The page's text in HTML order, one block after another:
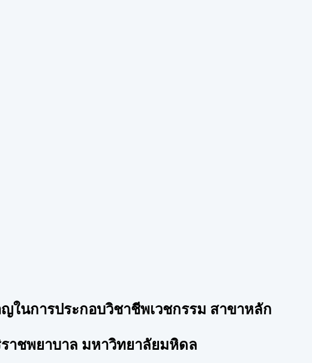
นการประกอบวิชาชีพเวชกรรม สาขาหลัก
าชพยาบาล มหาวิทยาลัยมหิดล